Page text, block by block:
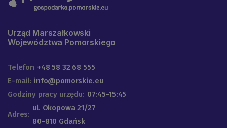
Urząd Marszałkowski
Województwa Pomorskiego
Telefon +48 58 32 68 555
E-mail: info@pomorskie.eu
Godziny pracy urzędu: 07:45-15:45
Adres:
ul. Okopowa 21/27
80-810 Gdańsk